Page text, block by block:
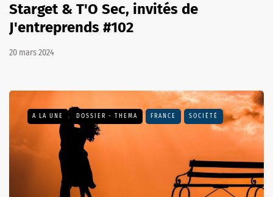
Starget & T'O Sec, invités de
J'entreprends #102
20 mars 2024
A LA UNE DOSSIER - THEMA FRANCE SOCIÉTÉ